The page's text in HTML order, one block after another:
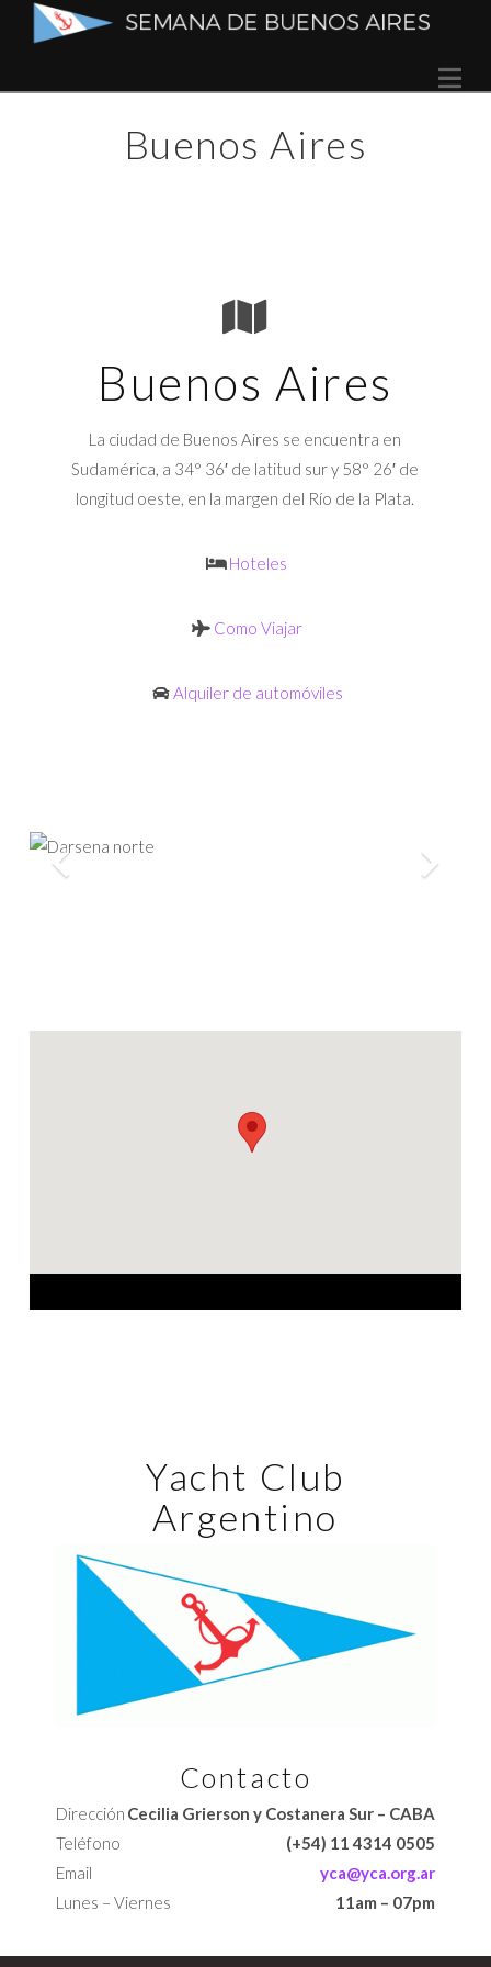
Semana
de
Buenos
Buenos Aires
Buenos Aires
La ciudad de Buenos Aires se encuentra en
Sudamérica, a 34° 36′ de latitud sur y 58° 26′ de
longitud oeste, en la margen del Río de la Plata.
Hoteles
Como Viajar
Alquiler de automóviles
Yacht Club
Argentino
Contacto
Dirección Cecilia Grierson y Costanera Sur – CABA
Teléfono
(+54) 11 4314 0505
Email
yca@yca.org.ar
Lunes – Viernes
11am – 07pm